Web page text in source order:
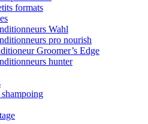
formats
Wahl
pro nourish
Groomer’s Edge
hunter